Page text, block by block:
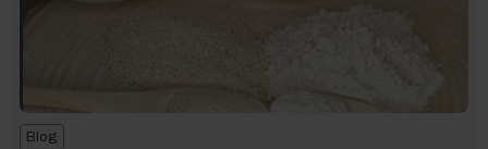
Blog